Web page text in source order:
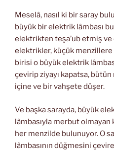
Meselâ, nasıl ki bir saray
büyük bir elektrik lâmbası
elektrikten teşa’ub etmiş ve
elektrikler, küçük
birisi o büyük elektrik
çevirip ziyayı kapatsa,
içine ve bir vahşete düşer.
Ve başka sarayda, büyük
lâmbasıyla merbut olmayan
her menzilde bulunuyor. O
lâmbasının düğmesini